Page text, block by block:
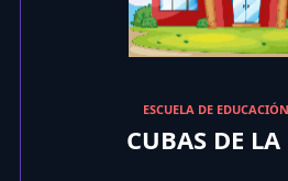
ESCUELA DE
CUBAS DE LA